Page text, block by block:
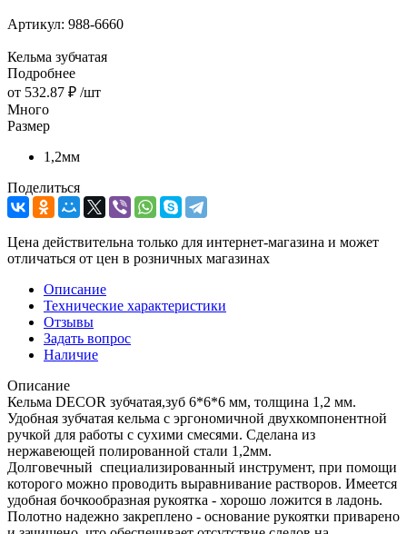
Артикул: 988-6660
Кельма зубчатая
Подробнее
от 532.87 ₽ /шт
Много
Размер
1,2мм
Поделиться
Цена действительна только для интернет-магазина и может
отличаться от цен в розничных магазинах
Описание
Технические характеристики
Отзывы
Задать вопрос
Наличие
Описание
Кельма DECOR зубчатая,зуб 6*6*6 мм, толщина 1,2 мм.
Удобная зубчатая кельма с эргономичной двухкомпонентной
ручкой для работы с сухими смесями. Сделана из
нержавеющей полированной стали 1,2мм.
Долговечный специализированный инструмент, при помощи
которого можно проводить выравнивание растворов. Имеется
удобная бочкообразная рукоятка - хорошо ложится в ладонь.
Полотно надежно закреплено - основание рукоятки приварено